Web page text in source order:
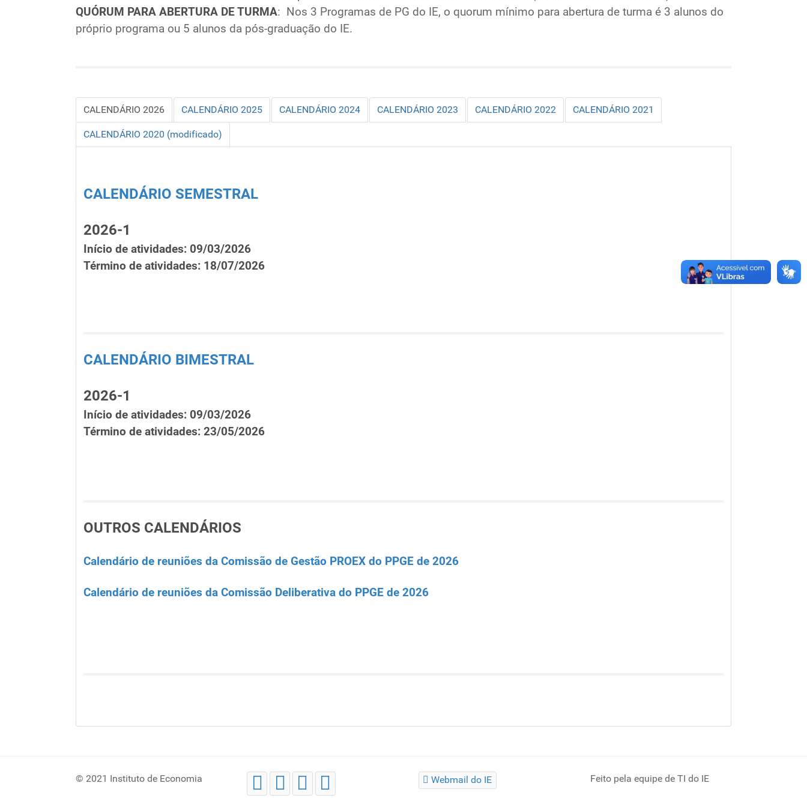
QUÓRUM PARA ABERTURA DE TURMA: Nos 3 Programas de PG do IE, o quorum mínimo para abertura de turma é 3 alunos do
próprio programa ou 5 alunos da pós-graduação do IE.
CALENDÁRIO 2026 CALENDÁRIO 2025 CALENDÁRIO 2024 CALENDÁRIO 2023 CALENDÁRIO 2022 CALENDÁRIO 2021
CALENDÁRIO 2020 (modificado)
CALENDÁRIO SEMESTRAL
2026-1
Início de atividades: 09/03/2026
Término de atividades: 18/07/2026
CALENDÁRIO BIMESTRAL
2026-1
Início de atividades: 09/03/2026
Término de atividades: 23/05/2026
OUTROS CALENDÁRIOS
Calendário de reuniões da Comissão de Gestão PROEX do PPGE de 2026
Calendário de reuniões da Comissão Deliberativa do PPGE de 2026
© 2021 Instituto de Economia Webmail do IE Feito pela equipe de TI do IE